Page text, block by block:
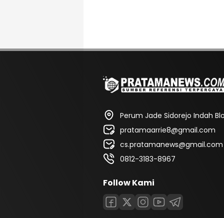
Perum Jade Sidorejo Indah
pratamaarrie8@gmail.com
cs.pratamanews@gmail.com
0812-3183-8967
Follow Kami